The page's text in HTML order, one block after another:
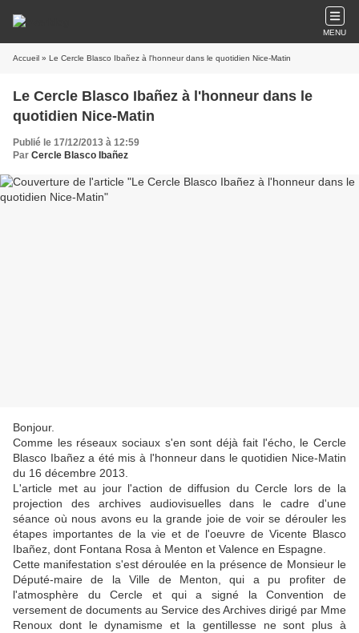
MENU
Accueil » Le Cercle Blasco Ibañez à l'honneur dans le quotidien Nice-Matin
Le Cercle Blasco Ibañez à l'honneur dans le
quotidien Nice-Matin
Publié le 17/12/2013 à 12:59
Par Cercle Blasco Ibañez
Bonjour.
Comme les réseaux sociaux s'en sont déjà fait l'écho, le Cercle
Blasco Ibañez a été mis à l'honneur dans le quotidien Nice-Matin
du 16 décembre 2013.
L'article met au jour l'action de diffusion du Cercle lors de la
projection des archives audiovisuelles dans le cadre d'une
séance où nous avons eu la grande joie de voir se dérouler les
étapes importantes de la vie et de l'oeuvre de Vicente Blasco
Ibañez, dont Fontana Rosa à Menton et Valence en Espagne.
Cette manifestation s'est déroulée en la présence de Monsieur le
Député-maire de la Ville de Menton, qui a pu profiter de
l'atmosphère du Cercle et qui a signé la Convention de
versement de documents au Service des Archives dirigé par Mme
Renoux dont le dynamisme et la gentillesse ne sont plus à